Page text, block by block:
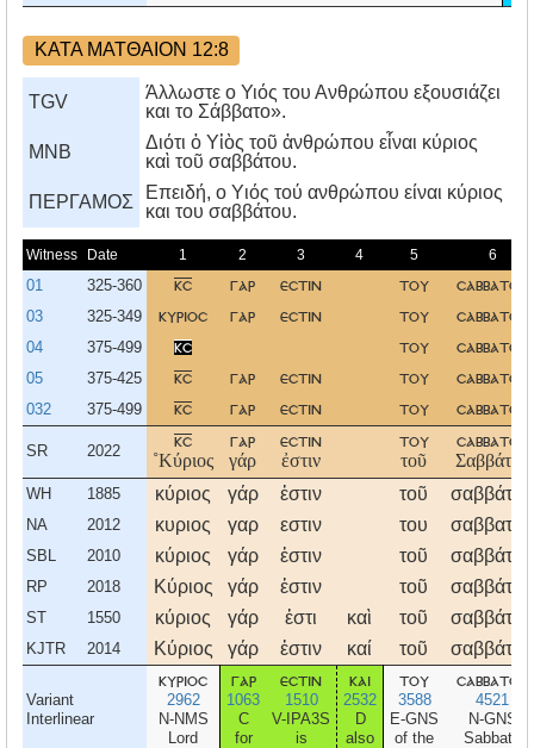
ΚΑΤΑ ΜΑΤΘΑΙΟΝ 12:8
TGV
Άλλωστε ο Υιός του Ανθρώπου εξουσιάζει
και το Σάββατο».
MNB
Διότι ὁ Υἱὸς τοῦ ἀνθρώπου εἶναι κύριος
καὶ τοῦ σαββάτου.
ΠΕΡΓΑΜΟΣ
Eπειδή, ο Yιός τού ανθρώπου είναι κύριος
και του σαββάτου.
Witness Date 1 2 3 4 5 6
01 325-360 κσ γαρ εστιν του σαββατου
03 325-349 κυριοσ γαρ εστιν του σαββατου
04 375-499 κσ του σαββατου
05 375-425 κσ γαρ εστιν του σαββατου
032 375-499 κσ γαρ εστιν του σαββατου
SR 2022
κσ
˚Κύριος
γαρ
γάρ
εστιν
ἐστιν
του
τοῦ
σαββατου
Σαββάτου
WH 1885 κύριος γάρ ἐστιν τοῦ σαββάτου
NA 2012 κυριος γαρ εστιν του σαββατου
SBL 2010 κύριος γάρ ἐστιν τοῦ σαββάτου
RP 2018 Κύριος γάρ ἐστιν τοῦ σαββάτου
ST 1550 κύριος γάρ ἐστι καὶ τοῦ σαββάτου
KJTR 2014 Κύριος γάρ ἐστιν καί τοῦ σαββάτου
Variant
Interlinear
κυριοσ
2962
N-NMS
Lord
γαρ
1063
C
for
εστιν
1510
V-IPA3S
is
και
2532
D
also
του
3588
E-GNS
of the
σαββατου
4521
N-GNS
Sabbath